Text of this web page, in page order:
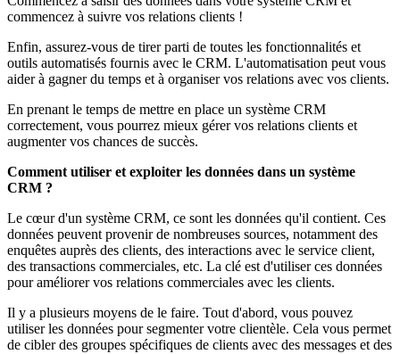
commencez à suivre vos relations clients !
Enfin, assurez-vous de tirer parti de toutes les fonctionnalités et
outils automatisés fournis avec le CRM. L'automatisation peut vous
aider à gagner du temps et à organiser vos relations avec vos clients.
En prenant le temps de mettre en place un système CRM
correctement, vous pourrez mieux gérer vos relations clients et
augmenter vos chances de succès.
Comment utiliser et exploiter les données dans un système
CRM ?
Le cœur d'un système CRM, ce sont les données qu'il contient. Ces
données peuvent provenir de nombreuses sources, notamment des
enquêtes auprès des clients, des interactions avec le service client,
des transactions commerciales, etc. La clé est d'utiliser ces données
pour améliorer vos relations commerciales avec les clients.
Il y a plusieurs moyens de le faire. Tout d'abord, vous pouvez
utiliser les données pour segmenter votre clientèle. Cela vous permet
de cibler des groupes spécifiques de clients avec des messages et des